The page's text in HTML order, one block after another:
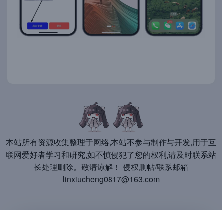
本站所有资源收集整理于网络,本站不参与制作与开发,用于互
联网爱好者学习和研究,如不慎侵犯了您的权利,请及时联系站
长处理删除。敬请谅解！ 侵权删帖/联系邮箱
linxiucheng0817@163.com